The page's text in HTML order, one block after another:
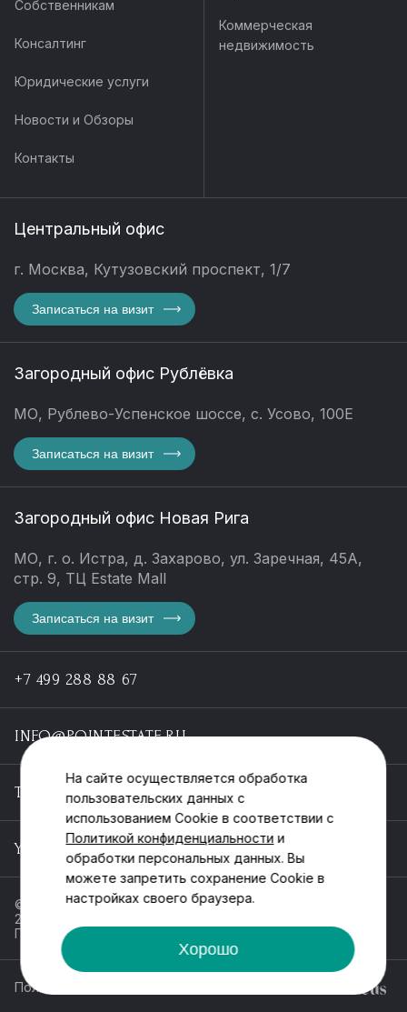
Собственникам
Консалтинг
Юридические услуги
Новости и Обзоры
Контакты
Коммерческая
недвижимость
Центральный офис
г. Москва, Кутузовский проспект, 1/7
Записаться на визит
Загородный офис Рублёвка
МО, Рублево-Успенское шоссе, с. Усово, 100Е
Записаться на визит
Загородный офис Новая Рига
МО, г. о. Истра, д. Захарово, ул. Заречная, 45А,
стр. 9, ТЦ Estate Mall
Записаться на визит
+7 499 288 88 67
INFO@POINTESTATE.RU
TELEGRAM
YOUTUBE
© ООО «Пойнт эстейт», ИНН 55546464612,
2013-2025
Политика обработки персональных данных
Политика конфиденциальности
На сайте осуществляется обработка
пользовательских данных с
использованием Cookie в соответствии с
Политикой конфиденциальности и
обработки персональных данных. Вы
можете запретить сохранение Cookie в
настройках своего браузера.
Хорошо